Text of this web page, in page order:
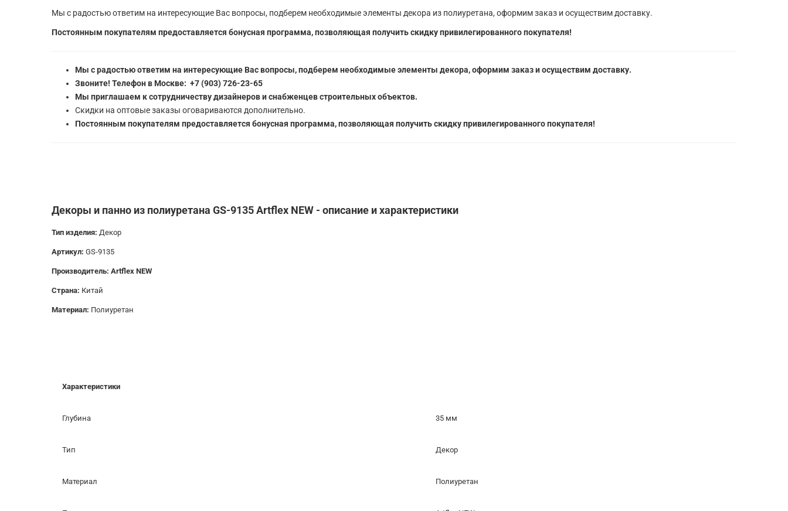
Мы с радостью ответим на интересующие Вас вопросы, подберем необходимые элементы декора из полиуретана, оформим заказ и осуществим доставку.
Постоянным покупателям предоставляется бонусная программа, позволяющая получить скидку привилегированного покупателя!
Мы с радостью ответим на интересующие Вас вопросы, подберем необходимые элементы декора, оформим заказ и осуществим доставку.
Звоните! Телефон в Москве: +7 (903) 726-23-65
Мы приглашаем к сотрудничеству дизайнеров и снабженцев строительных объектов.
Скидки на оптовые заказы оговариваются дополнительно.
Постоянным покупателям предоставляется бонусная программа, позволяющая получить скидку привилегированного покупателя!
Декоры и панно из полиуретана GS-9135 Artflex NEW - описание и характеристики
Тип изделия: Декор
Артикул: GS-9135
Производитель: Artflex NEW
Страна: Китай
Материал: Полиуретан
Характеристики
Глубина 35 мм
Тип Декор
Материал Полиуретан